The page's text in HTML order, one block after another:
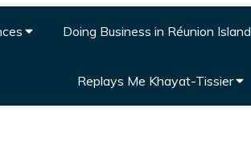
Doing Business in Réunion Island
Replays Me Khayat-Tissier